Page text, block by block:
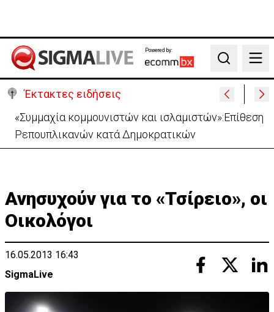
Powered by:
Search
Έκτακτες ειδήσεις
Γιατί οι Ισπανίδες εγκαταλείπουν την τόπλες
ηλιοθεραπεία
Ανησυχούν για το «Τσίρειο», οι
Οικολόγοι
16.05.2013 16:43
SigmaLive